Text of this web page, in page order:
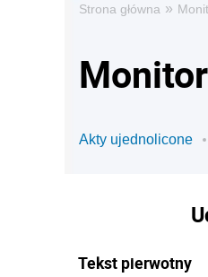
Strona główna »
Akty ujednolicone
Tekst pierwotny